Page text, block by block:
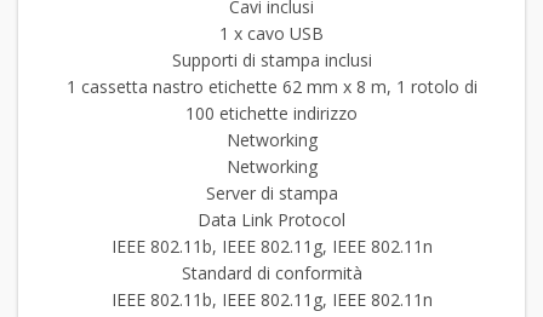
Cavi inclusi
1 x cavo USB
Supporti di stampa inclusi
1 cassetta nastro etichette 62 mm x 8 m, 1 rotolo di
100 etichette indirizzo
Networking
Networking
Server di stampa
Data Link Protocol
IEEE 802.11b, IEEE 802.11g, IEEE 802.11n
Standard di conformità
IEEE 802.11b, IEEE 802.11g, IEEE 802.11n